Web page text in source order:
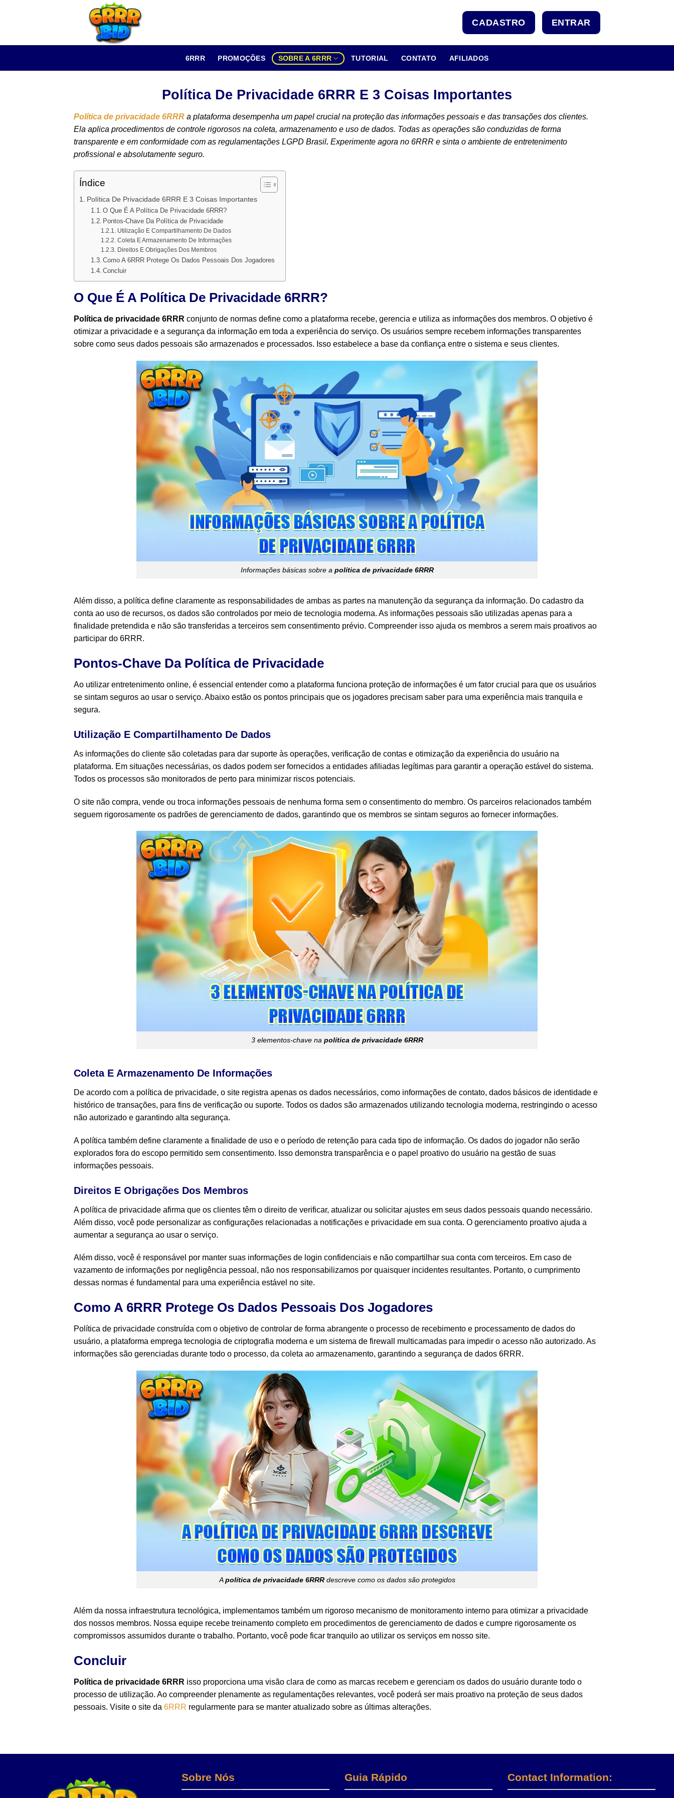
CADASTRO ENTRAR
6RRR PROMOÇÕES SOBRE A 6RRR TUTORIAL CONTATO AFILIADOS
Política De Privacidade 6RRR E 3 Coisas Importantes
Política de privacidade 6RRR a plataforma desempenha um papel crucial na proteção das informações pessoais e das transações dos clientes.
Ela aplica procedimentos de controle rigorosos na coleta, armazenamento e uso de dados. Todas as operações são conduzidas de forma
transparente e em conformidade com as regulamentações LGPD Brasil. Experimente agora no 6RRR e sinta o ambiente de entretenimento
profissional e absolutamente seguro.
Índice
Política De Privacidade 6RRR E 3 Coisas Importantes
O Que É A Política De Privacidade 6RRR?
Pontos-Chave Da Política de Privacidade
Utilização E Compartilhamento De Dados
Coleta E Armazenamento De Informações
Direitos E Obrigações Dos Membros
Como A 6RRR Protege Os Dados Pessoais Dos Jogadores
Concluir
O Que É A Política De Privacidade 6RRR?
Política de privacidade 6RRR conjunto de normas define como a plataforma recebe, gerencia e utiliza as informações dos membros. O objetivo é
otimizar a privacidade e a segurança da informação em toda a experiência do serviço. Os usuários sempre recebem informações transparentes
sobre como seus dados pessoais são armazenados e processados. Isso estabelece a base da confiança entre o sistema e seus clientes.
Informações básicas sobre a política de privacidade 6RRR
Além disso, a política define claramente as responsabilidades de ambas as partes na manutenção da segurança da informação. Do cadastro da
conta ao uso de recursos, os dados são controlados por meio de tecnologia moderna. As informações pessoais são utilizadas apenas para a
finalidade pretendida e não são transferidas a terceiros sem consentimento prévio. Compreender isso ajuda os membros a serem mais proativos ao
participar do 6RRR.
Pontos-Chave Da Política de Privacidade
Ao utilizar entretenimento online, é essencial entender como a plataforma funciona proteção de informações é um fator crucial para que os usuários
se sintam seguros ao usar o serviço. Abaixo estão os pontos principais que os jogadores precisam saber para uma experiência mais tranquila e
segura.
Utilização E Compartilhamento De Dados
As informações do cliente são coletadas para dar suporte às operações, verificação de contas e otimização da experiência do usuário na
plataforma. Em situações necessárias, os dados podem ser fornecidos a entidades afiliadas legítimas para garantir a operação estável do sistema.
Todos os processos são monitorados de perto para minimizar riscos potenciais.
O site não compra, vende ou troca informações pessoais de nenhuma forma sem o consentimento do membro. Os parceiros relacionados também
seguem rigorosamente os padrões de gerenciamento de dados, garantindo que os membros se sintam seguros ao fornecer informações.
3 elementos-chave na política de privacidade 6RRR
Coleta E Armazenamento De Informações
De acordo com a política de privacidade, o site registra apenas os dados necessários, como informações de contato, dados básicos de identidade e
histórico de transações, para fins de verificação ou suporte. Todos os dados são armazenados utilizando tecnologia moderna, restringindo o acesso
não autorizado e garantindo alta segurança.
A política também define claramente a finalidade de uso e o período de retenção para cada tipo de informação. Os dados do jogador não serão
explorados fora do escopo permitido sem consentimento. Isso demonstra transparência e o papel proativo do usuário na gestão de suas
informações pessoais.
Direitos E Obrigações Dos Membros
A política de privacidade afirma que os clientes têm o direito de verificar, atualizar ou solicitar ajustes em seus dados pessoais quando necessário.
Além disso, você pode personalizar as configurações relacionadas a notificações e privacidade em sua conta. O gerenciamento proativo ajuda a
aumentar a segurança ao usar o serviço.
Além disso, você é responsável por manter suas informações de login confidenciais e não compartilhar sua conta com terceiros. Em caso de
vazamento de informações por negligência pessoal, não nos responsabilizamos por quaisquer incidentes resultantes. Portanto, o cumprimento
dessas normas é fundamental para uma experiência estável no site.
Como A 6RRR Protege Os Dados Pessoais Dos Jogadores
Política de privacidade construída com o objetivo de controlar de forma abrangente o processo de recebimento e processamento de dados do
usuário, a plataforma emprega tecnologia de criptografia moderna e um sistema de firewall multicamadas para impedir o acesso não autorizado. As
informações são gerenciadas durante todo o processo, da coleta ao armazenamento, garantindo a segurança de dados 6RRR.
Apolítica de privacidade 6RRRdescreve como os dados são protegidos
Além da nossa infraestrutura tecnológica, implementamos também um rigoroso mecanismo de monitoramento interno para otimizar a privacidade
dos nossos membros. Nossa equipe recebe treinamento completo em procedimentos de gerenciamento de dados e cumpre rigorosamente os
compromissos assumidos durante o trabalho. Portanto, você pode ficar tranquilo ao utilizar os serviços em nosso site.
Concluir
Política de privacidade 6RRR isso proporciona uma visão clara de como as marcas recebem e gerenciam os dados do usuário durante todo o
processo de utilização. Ao compreender plenamente as regulamentações relevantes, você poderá ser mais proativo na proteção de seus dados
pessoais. Visite o site da 6RRR regularmente para se manter atualizado sobre as últimas alterações.
Sobre Nós Guia Rápido Contact Information: